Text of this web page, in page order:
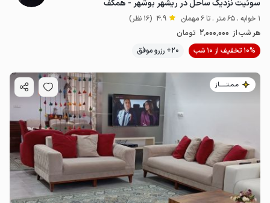
سوئیت نزدیک ساحل در ریشهر بوشهر - همکف
1 خوابه . 65 متر . تا 6 مهمان 4.9 (16 نظر)
هر شب از 2٬000٬000 تومان
10% تخفیف از 10 شب
20+ رزرو موفق
مـمـتــــــاز